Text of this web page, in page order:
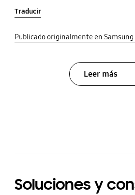
Traducir
Publicado originalmente en Samsung
Leer más
Soluciones y